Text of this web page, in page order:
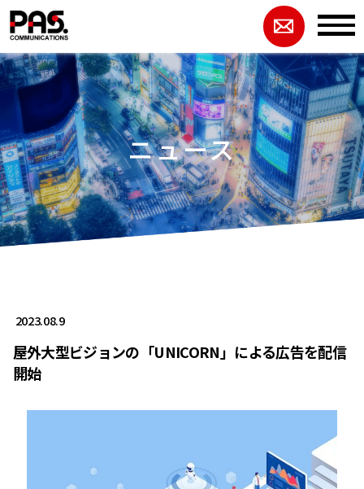
ニュース
2023.08.9
屋外大型ビジョンの「UNICORN」による広告を配信
開始